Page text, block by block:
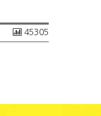
45305